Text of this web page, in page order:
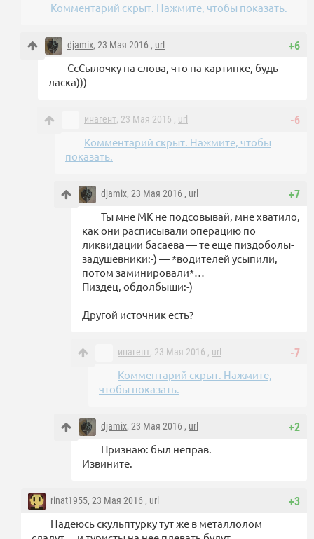
Комментарий скрыт. Нажмите, чтобы показать.
+6
djamix, 23 Мая 2016 , url
СсСылочку на слова, что на картинке, будь
ласка)))
-6
инагент, 23 Мая 2016 , url
Комментарий скрыт. Нажмите, чтобы
показать.
+7
djamix, 23 Мая 2016 , url
Ты мне МК не подсовывай, мне хватило,
как они расписывали операцию по
ликвидации басаева — те еще пиздоболы-
задушевники:-) — *водителей усыпили,
потом заминировали*…
Пиздец, обдолбыши:-)
Другой источник есть?
-7
инагент, 23 Мая 2016 , url
Комментарий скрыт. Нажмите,
чтобы показать.
+2
djamix, 23 Мая 2016 , url
Признаю: был неправ.
Извините.
+3
rinat1955, 23 Мая 2016 , url
Надеюсь скульптурку тут же в металлолом